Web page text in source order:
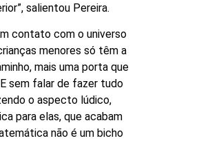
salientou Pereira.
contato com o universo
menores só têm a
mais uma porta que
sem falar de fazer tudo
o aspecto lúdico,
para elas, que acabam
não é um bicho